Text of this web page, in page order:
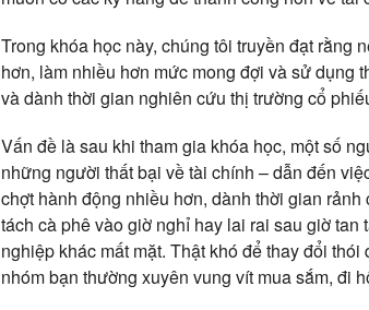
Trong khóa học này, chúng tôi truyền đạt rằng
hơn, làm nhiều hơn mức mong đợi và sử dụng
và dành thời gian nghiên cứu thị trường cổ
Vấn đề là sau khi tham gia khóa học, một số
những người thất bại về tài chính – dẫn đến
chợt hành động nhiều hơn, dành thời gian
tách cà phê vào giờ nghỉ hay lai rai sau giờ tan
nghiệp khác mất mặt. Thật khó để thay đổi
nhóm bạn thường xuyên vung vít mua sắm, đi